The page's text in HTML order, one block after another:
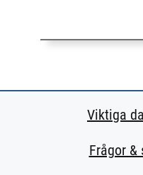
Viktiga
Frågor &